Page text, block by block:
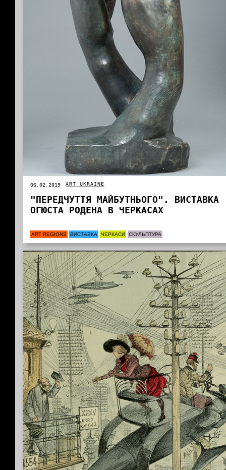
06.02.2019 ART UKRAINE
"ПЕРЕДЧУТТЯ МАЙБУТНЬОГО". ВИСТАВКА
ОГЮСТА РОДЕНА В ЧЕРКАСАХ
ART REGIONS ВИСТАВКА ЧЕРКАСИ СКУЛЬПТУРА